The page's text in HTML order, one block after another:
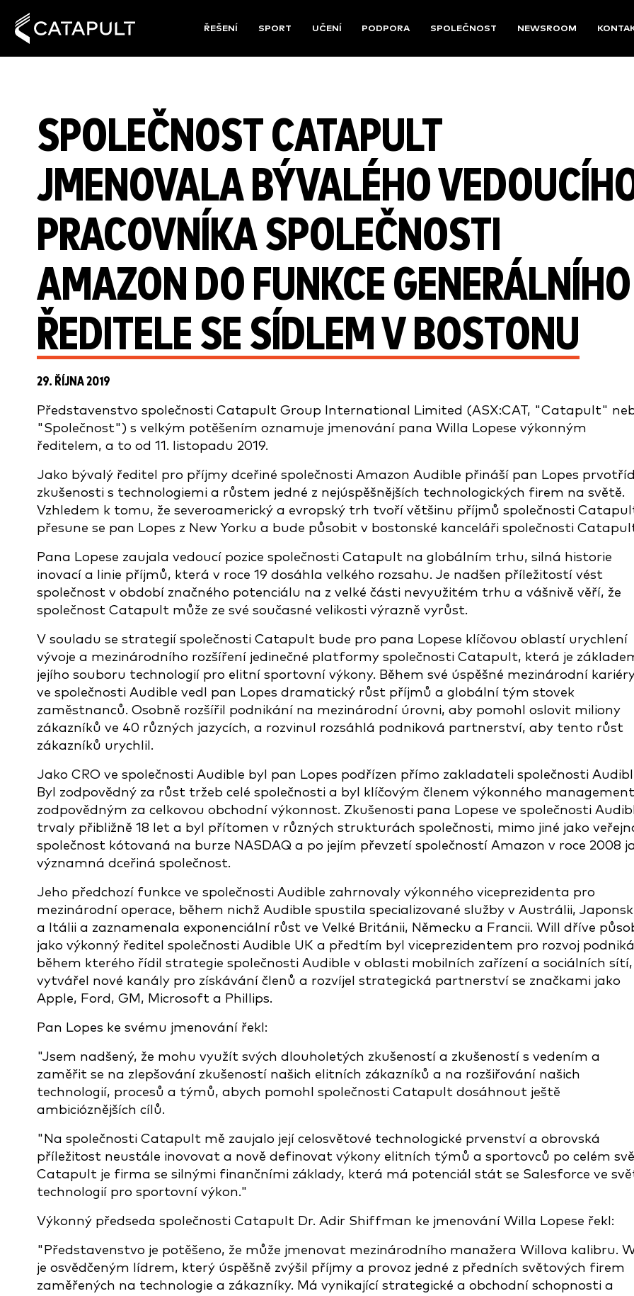
ŘEŠENÍ SPORT UČENÍ PODPORA SPOLEČNOST NEWSROOM
SPOLEČNOST CATAPULT
JMENOVALA BÝVALÉHO
PRACOVNÍKA SPOLEČNOSTI
AMAZON DO FUNKCE GENERÁLNÍHO
ŘEDITELE SE SÍDLEM V BOSTONU
29. ŘÍJNA 2019
Představenstvo společnosti Catapult Group International Limited (ASX:CAT, "Catapult"
"Společnost") s velkým potěšením oznamuje jmenování pana Willa Lopese výkonným
ředitelem, a to od 11. listopadu 2019.
Jako bývalý ředitel pro příjmy dceřiné společnosti Amazon Audible přináší pan Lopes
zkušenosti s technologiemi a růstem jedné z nejúspěšnějších technologických firem na světě.
Vzhledem k tomu, že severoamerický a evropský trh tvoří většinu příjmů společnosti
přesune se pan Lopes z New Yorku a bude působit v bostonské kanceláři společnosti
Pana Lopese zaujala vedoucí pozice společnosti Catapult na globálním trhu, silná historie
inovací a linie příjmů, která v roce 19 dosáhla velkého rozsahu. Je nadšen příležitostí vést
společnost v období značného potenciálu na z velké části nevyužitém trhu a vášnivě věří, že
společnost Catapult může ze své současné velikosti výrazně vyrůst.
V souladu se strategií společnosti Catapult bude pro pana Lopese klíčovou oblastí urychlení
vývoje a mezinárodního rozšíření jedinečné platformy společnosti Catapult, která je
jejího souboru technologií pro elitní sportovní výkony. Během své úspěšné mezinárodní
ve společnosti Audible vedl pan Lopes dramatický růst příjmů a globální tým stovek
zaměstnanců. Osobně rozšířil podnikání na mezinárodní úrovni, aby pomohl oslovit miliony
zákazníků ve 40 různých jazycích, a rozvinul rozsáhlá podniková partnerství, aby tento růst
zákazníků urychlil.
Jako CRO ve společnosti Audible byl pan Lopes podřízen přímo zakladateli společnosti
Byl zodpovědný za růst tržeb celé společnosti a byl klíčovým členem výkonného
zodpovědným za celkovou obchodní výkonnost. Zkušenosti pana Lopese ve společnosti
trvaly přibližně 18 let a byl přítomen v různých strukturách společnosti, mimo jiné jako
společnost kótovaná na burze NASDAQ a po jejím převzetí společností Amazon v roce 2008
významná dceřiná společnost.
Jeho předchozí funkce ve společnosti Audible zahrnovaly výkonného viceprezidenta pro
mezinárodní operace, během nichž Audible spustila specializované služby v Austrálii,
a Itálii a zaznamenala exponenciální růst ve Velké Británii, Německu a Francii. Will dříve
jako výkonný ředitel společnosti Audible UK a předtím byl viceprezidentem pro rozvoj
během kterého řídil strategie společnosti Audible v oblasti mobilních zařízení a sociálních sítí,
vytvářel nové kanály pro získávání členů a rozvíjel strategická partnerství se značkami jako
Apple, Ford, GM, Microsoft a Phillips.
Pan Lopes ke svému jmenování řekl:
"Jsem nadšený, že mohu využít svých dlouholetých zkušeností a zkušeností s vedením a
zaměřit se na zlepšování zkušeností našich elitních zákazníků a na rozšiřování našich
technologií, procesů a týmů, abych pomohl společnosti Catapult dosáhnout ještě
ambicióznějších cílů.
"Na společnosti Catapult mě zaujalo její celosvětové technologické prvenství a obrovská
příležitost neustále inovovat a nově definovat výkony elitních týmů a sportovců po celém
Catapult je firma se silnými finančními základy, která má potenciál stát se Salesforce ve
technologií pro sportovní výkon."
Výkonný předseda společnosti Catapult Dr. Adir Shiffman ke jmenování Willa Lopese řekl:
"Představenstvo je potěšeno, že může jmenovat mezinárodního manažera Willova kalibru.
je osvědčeným lídrem, který úspěšně zvýšil příjmy a provoz jedné z předních světových firem
zaměřených na technologie a zákazníky. Má vynikající strategické a obchodní schopnosti a